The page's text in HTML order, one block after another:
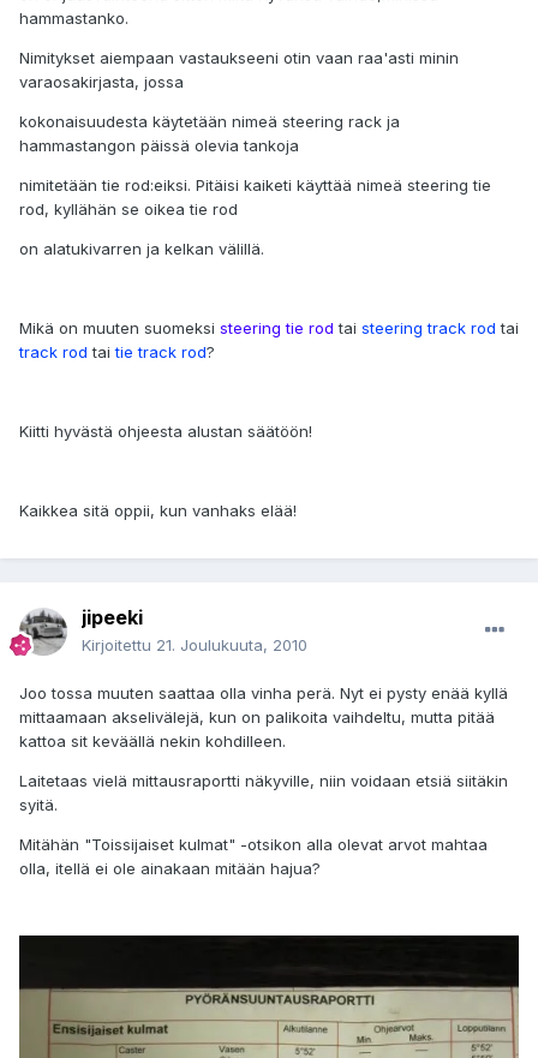
hammastanko.
Nimitykset aiempaan vastaukseeni otin vaan raa'asti minin
varaosakirjasta, jossa
kokonaisuudesta käytetään nimeä steering rack ja
hammastangon päissä olevia tankoja
nimitetään tie rod:eiksi. Pitäisi kaiketi käyttää nimeä steering tie
rod, kyllähän se oikea tie rod
on alatukivarren ja kelkan välillä.
Mikä on muuten suomeksi steering tie rod tai steering track rod tai
track rod taitie track rod?
Kiitti hyvästä ohjeesta alustan säätöön!
Kaikkea sitä oppii, kun vanhaks elää!
jipeeki
Kirjoitettu 21. Joulukuuta, 2010
Joo tossa muuten saattaa olla vinha perä. Nyt ei pysty enää kyllä
mittaamaan akselivälejä, kun on palikoita vaihdeltu, mutta pitää
kattoa sit keväällä nekin kohdilleen.
Laitetaas vielä mittausraportti näkyville, niin voidaan etsiä siitäkin
syitä.
Mitähän "Toissijaiset kulmat" -otsikon alla olevat arvot mahtaa
olla, itellä ei ole ainakaan mitään hajua?